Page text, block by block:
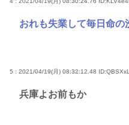
おれも失業して毎日命の
5 : 2021/04/19(月) 08:32:12.48
兵庫よお前もか